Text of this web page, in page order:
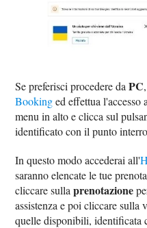
Se preferisci procedere daPC
Bookinged effettua
menu in alto e clicca sul
identificato con il punto
In questo modo accederai all'
saranno elencate le tue
cliccare sullaprenotazione
assistenza e poi cliccare sulla
quelle disponibili, identificata